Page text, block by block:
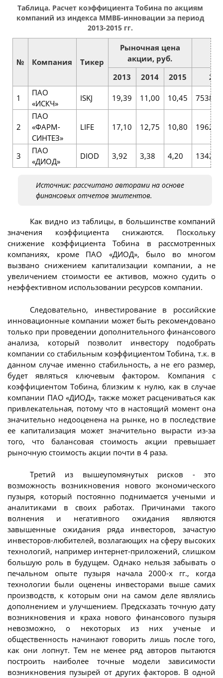
Таблица. Расчет коэффициента Тобина по акциям
компаний из индекса ММВБ-инновации за период
2013-2015 гг.
№ Компания Тикер
Рыночная цена
акции, руб.
2013
2014 2015
1
ПАО
«ИСКЧ»
ISKJ 19,39 11,00 10,45
2
ПАО
«ФАРМ-
СИНТЕЗ»
LIFE 17,10 12,75 10,80
3
ПАО
«ДИОД»
DIOD 3,92 3,38 4,20
Источник: рассчитано авторами на основе
финансовых отчетов эмитентов.
Как видно из таблицы, в большинстве компаний
значения коэффициента снижаются. Поскольку
снижение коэффициента Тобина в рассмотренных
компаниях, кроме ПАО «ДИОД», было во многом
вызвано снижением капитализации компании, а не
увеличением стоимости ее активов, можно судить о
неэффективном использовании ресурсов компании.
Следовательно, инвестирование в российские
инновационные компании может быть рекомендовано
только при проведении дополнительного финансового
анализа, который позволит инвестору подобрать
компании со стабильным коэффициентом Тобина, т.к. в
данном случае именно стабильность, а не его размер,
будет являться ключевым фактором. Компания с
коэффициентом Тобина, близким к нулю, как в случае
компании ПАО «ДИОД», также может расцениваться как
привлекательная, потому что в настоящий момент она
значительно недооценена на рынке, но в последствие
ее капитализация может значительно вырасти из-за
того, что балансовая стоимость акции превышает
рыночную стоимость акции почти в 4 раза.
Третий из вышеупомянутых рисков - это
возможность возникновения нового экономического
пузыря, который постоянно поднимается учеными и
аналитиками в своих работах. Причинами такого
волнения и негативного ожидания являются
завышенные ожидания ряда инвесторов, зачастую
инвесторов-любителей, возлагающих на сферу высоких
технологий, например интернет-приложений, слишком
большую роль в будущем. Однако нельзя забывать о
печальном опыте пузыря начала 2000-х гг., когда
технологии были оценены инвесторами выше самих
производств, к которым они на самом деле являлись
дополнением и улучшением. Предсказать точную дату
возникновения и краха нового финансового пузыря
невозможно, о некоторых из них ученые и
общественность начинают говорить лишь после того,
как они лопнут. Тем не менее ряд авторов пытаются
построить наиболее точные модели зависимости
возникновения пузырей от других факторов. В одной